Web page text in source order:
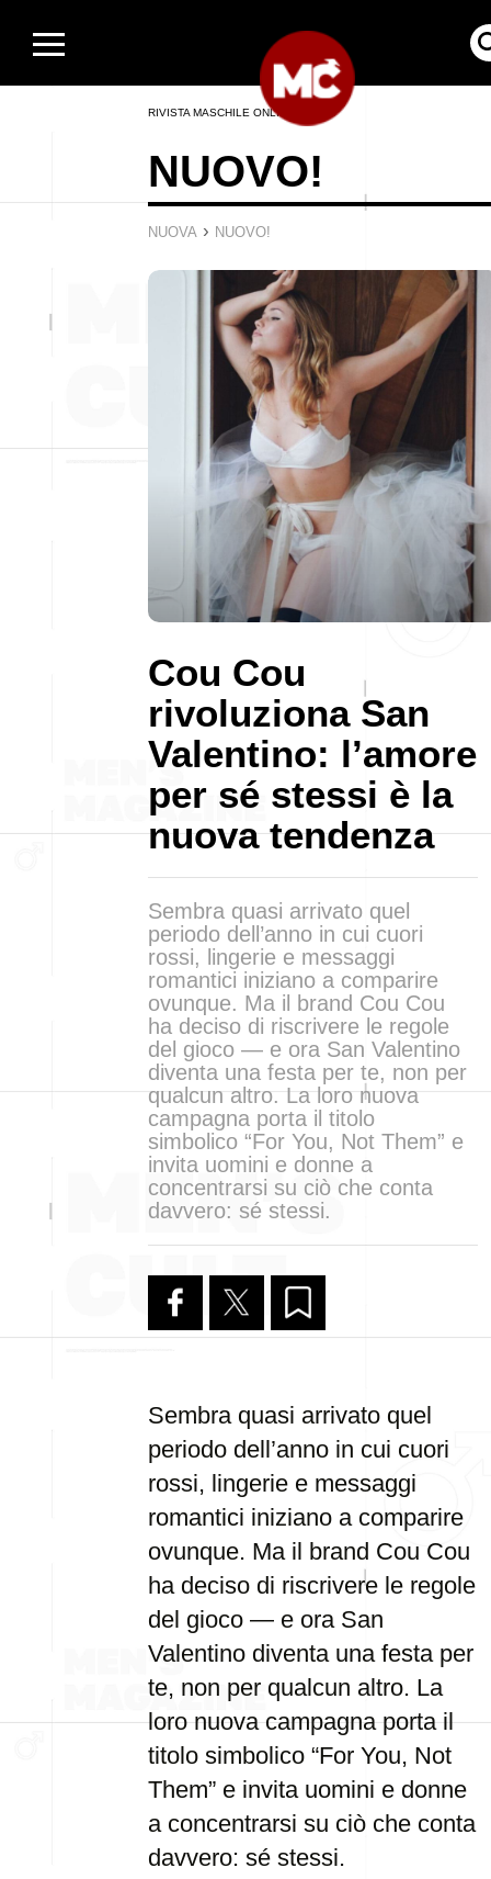
RIVISTA MASCHILE ONLINE
NUOVO!
NUOVA › NUOVO!
Cou Cou
rivoluziona San
Valentino: l’amore
per sé stessi è la
nuova tendenza
Sembra quasi arrivato quel
periodo dell’anno in cui cuori
rossi, lingerie e messaggi
romantici iniziano a comparire
ovunque. Ma il brand Cou Cou
ha deciso di riscrivere le regole
del gioco — e ora San Valentino
diventa una festa per te, non per
qualcun altro. La loro nuova
campagna porta il titolo
simbolico “For You, Not Them” e
invita uomini e donne a
concentrarsi su ciò che conta
davvero: sé stessi.
Sembra quasi arrivato quel
periodo dell’anno in cui cuori
rossi, lingerie e messaggi
romantici iniziano a comparire
ovunque. Ma il brand Cou Cou
ha deciso di riscrivere le regole
del gioco — e ora San
Valentino diventa una festa per
te, non per qualcun altro. La
loro nuova campagna porta il
titolo simbolico “For You, Not
Them” e invita uomini e donne
a concentrarsi su ciò che conta
davvero: sé stessi.